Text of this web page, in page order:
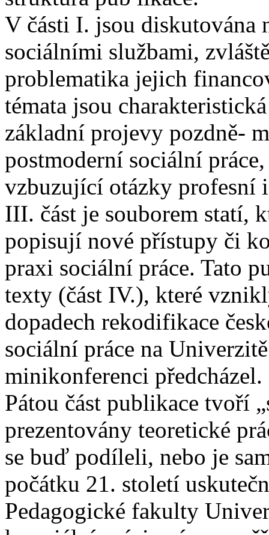
V části I. jsou diskutována
sociálními službami,
problematika jejich
témata jsou
základní projevy pozdně-
postmoderní sociální
vzbuzující otázky profesní
III. část je souborem statí,
popisují nové přístupy či
praxi sociální práce. Tato
texty (část IV.), které
dopadech rekodifikace
sociální práce na
minikonferenci předcházel.
Pátou část publikace tvoří
prezentovány teoretické
se buď podíleli, nebo je
počátku 21. století
Pedagogické fakulty